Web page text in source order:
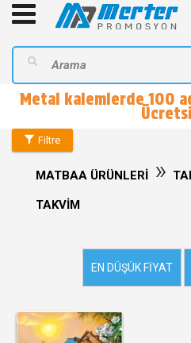
Metal kalemlerde 100
Filtre
MATBAA ÜRÜNLERİ »
TAKVİM
EN DÜŞÜK FIYAT